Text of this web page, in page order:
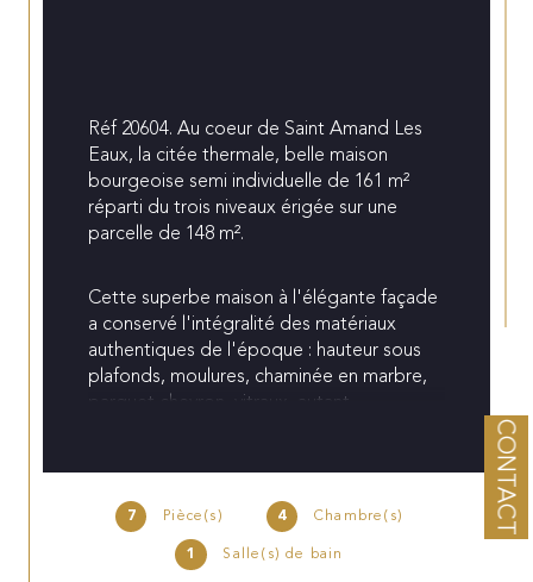
CONTACT
7 Pièce(s) 4
Chambre(s)
1
Salle(s) de bain
Réf 20604. Au coeur de Saint Amand Les
Eaux, la citée thermale, belle maison
bourgeoise semi individuelle de 161 m²
réparti du trois niveaux érigée sur une
parcelle de 148 m².
Cette superbe maison à l'élégante façade
a conservé l'intégralité des matériaux
authentiques de l'époque : hauteur sous
plafonds, moulures, chaminée en marbre,
parquet chevron, vitraux, autant
d'entrée ouvrant sur un élégant double
séjour, superbe salle à manger avec
cheminée feu de bois (non tubé) de 18 m²